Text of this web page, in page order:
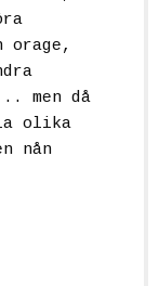
men då
olika
nån